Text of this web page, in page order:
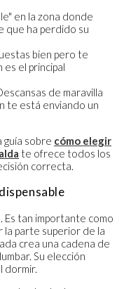
en la zona donde
que ha perdido su
bien pero te
el principal
de maravilla
te está enviando un
guía sobre cómo elegir
te ofrece todos los
correcta.
Es tan importante como
la parte superior de la
crea una cadena de
Su elección
dormir.